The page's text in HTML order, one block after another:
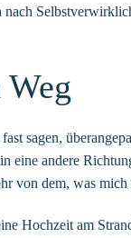
nach
sagen,
eine andere
von dem, was
Hochzeit am